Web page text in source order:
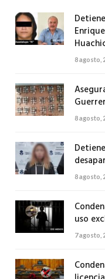
8 agosto,
8 agosto,
8 agosto,
uso
7 agosto,